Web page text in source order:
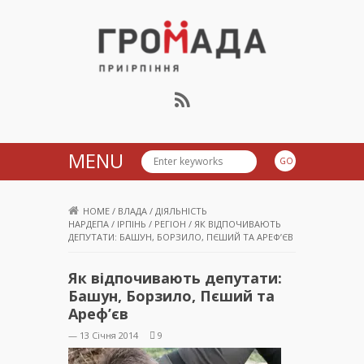
Громада Приірпіння
MENU
HOME / ВЛАДА / ДІЯЛЬНІСТЬ
НАРДЕПА / ІРПІНЬ / РЕГІОН / ЯК ВІДПОЧИВАЮТЬ
ДЕПУТАТИ: БАШУН, БОРЗИЛО, ПЄШИЙ ТА АРЕФ’ЄВ
Як відпочивають депутати:
Башун, Борзило, Пєший та
Ареф’єв
— 13 Січня 2014 9